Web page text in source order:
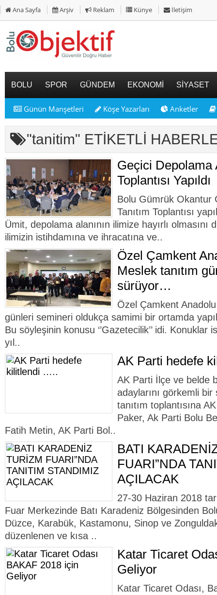
Ana Sayfa Arşiv Reklam Künye İletişim
BOLU SPOR GÜNDEM EKONOMİ SİYASET
Günün Manşetleri Köşe Yazarları Anketler
"tanitim" ETİKETLİ
Geçici Depolama
Toplantısı Yapıldı
Bolu Gümrük Okantur
Tanıtım Toplantısı
Ümit, depolama alanının ilimize hayırlı olmasını
ilimizin istihdamına ve ihracatına ve..
Özel Çamkent
Meslek tanıtım
sürüyor…
Özel Çamkent
günleri semineri oldukça samimi bir ortamda
Bu söyleşinin konusu ‘’Gazetecilik’’ idi. Konuklar
yıl..
AK Parti hedefe
AK Parti İlçe ve belde
adaylarını görkemli bir
tanıtım toplantısına
Paker, Ak Parti Bolu
Fatih Metin, AK Parti Bol..
BATI
FUARI”NDA
AÇILACAK
27-30 Haziran 2018
Fuar Merkezinde Batı Karadeniz Bölgesinden
Düzce, Karabük, Kastamonu, Sinop ve
düzenlenen ve kısa ..
Katar Ticaret
Geliyor
Katar Ticaret Odası,